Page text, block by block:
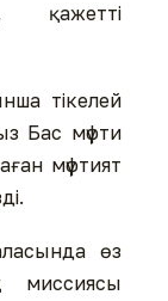
қажетті
тікелей
Бас мүфти
мүфтият
өз
миссиясы